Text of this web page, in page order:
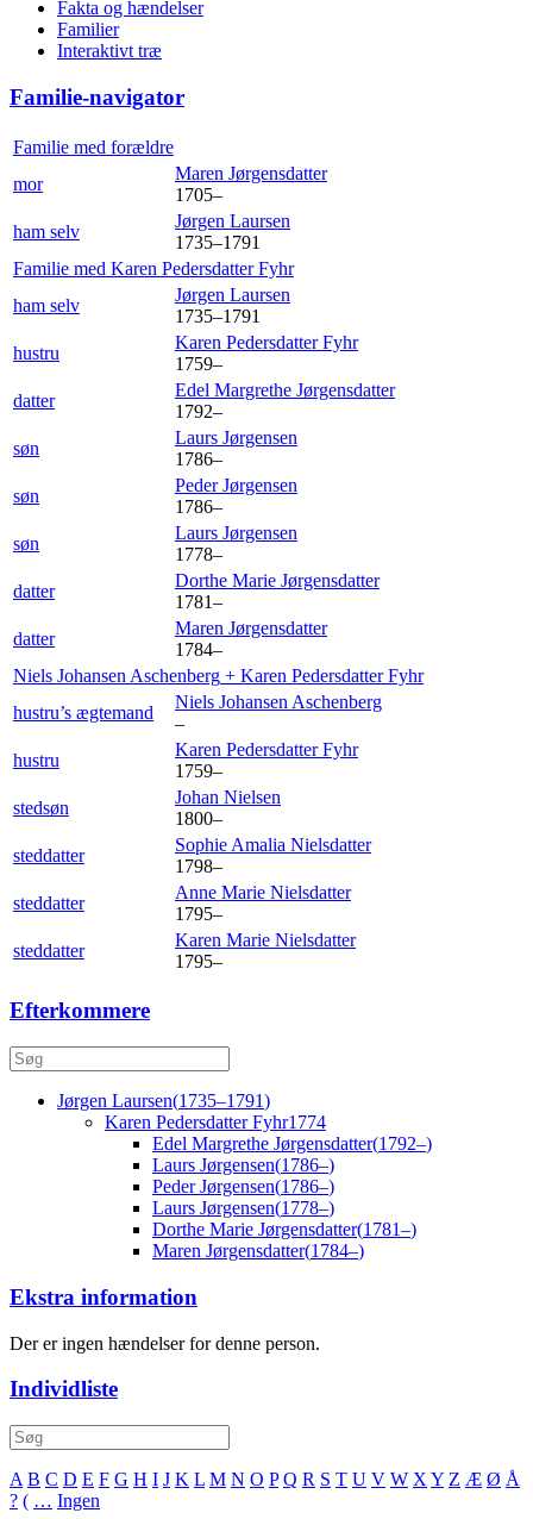
Fakta og hændelser
Familier
Interaktivt træ
Familie-navigator
Familie med forældre
mor
Maren Jørgensdatter
1705–
ham selv
Jørgen Laursen
1735–1791
Familie med Karen PedersdatterFyhr
ham selv
Jørgen Laursen
1735–1791
hustru
Karen PedersdatterFyhr
1759–
datter
Edel Margrethe Jørgensdatter
1792–
søn
Laurs Jørgensen
1786–
søn
PederJørgensen
1786–
søn
Laurs Jørgensen
1778–
datter
Dorthe Marie Jørgensdatter
1781–
datter
Maren Jørgensdatter
1784–
Niels Johansen Aschenberg + Karen PedersdatterFyhr
hustru’s ægtemand
Niels Johansen Aschenberg
–
hustru
Karen PedersdatterFyhr
1759–
stedsøn
Johan Nielsen
1800–
steddatter
Sophie Amalia Nielsdatter
1798–
steddatter
Anne Marie Nielsdatter
1795–
steddatter
Karen Marie Nielsdatter
1795–
Efterkommere
Jørgen Laursen(1735–1791)
Karen PedersdatterFyhr1774
Edel Margrethe Jørgensdatter(1792–)
Laurs Jørgensen(1786–)
PederJørgensen(1786–)
Laurs Jørgensen(1778–)
Dorthe Marie Jørgensdatter(1781–)
Maren Jørgensdatter(1784–)
Ekstra information
Der er ingen hændelser for denne person.
Individliste
A B C D E F G H I J K L M N O P Q R S T U V W X Y Z Æ Ø Å
? ( … Ingen